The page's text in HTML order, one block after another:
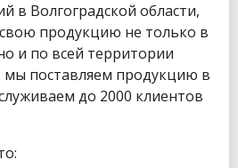
в Волгоградской области,
продукцию не только в
и по всей территории
мы поставляем продукцию в
до 2000 клиентов